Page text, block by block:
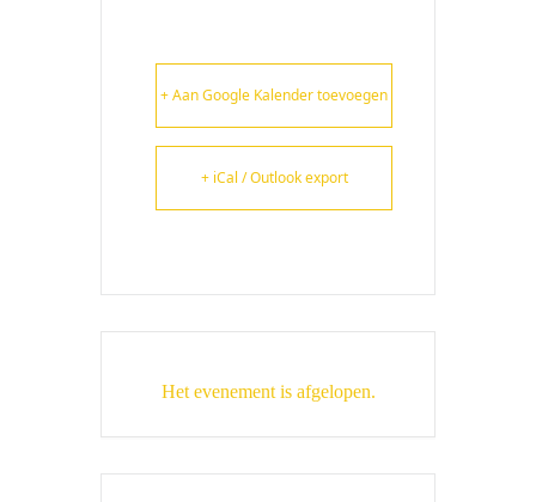
+ Aan Google Kalender toevoegen
+ iCal / Outlook export
Het evenement is afgelopen.